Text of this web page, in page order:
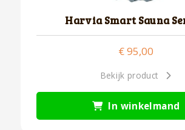
Harvia Smart Sauna
€95,00
Bekijk product
In winkelmand